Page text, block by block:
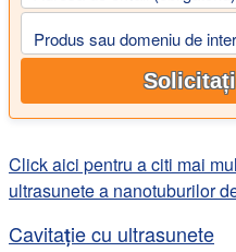
Produs sau domeniu de
Click aici pentru a citi mai
ultrasunete a nanotuburilor
Cavitație cu ultrasunete